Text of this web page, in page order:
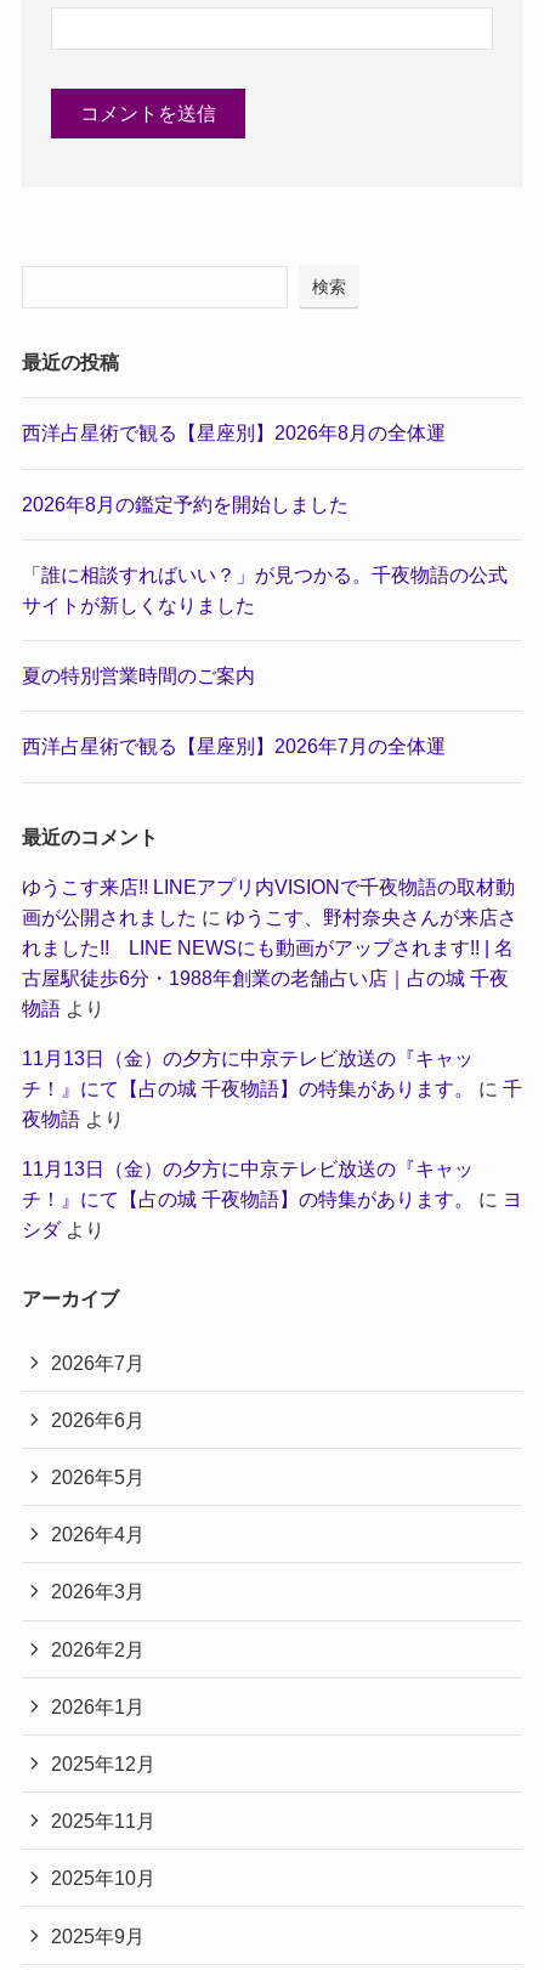
検索
最近の投稿
西洋占星術で観る【星座別】2026年8月の全体運
2026年8月の鑑定予約を開始しました
「誰に相談すればいい？」が見つかる。千夜物語の公式
サイトが新しくなりました
夏の特別営業時間のご案内
西洋占星術で観る【星座別】2026年7月の全体運
最近のコメント
ゆうこす来店!! LINEアプリ内VISIONで千夜物語の取材動
画が公開されました に ゆうこす、野村奈央さんが来店さ
れました!! LINE NEWSにも動画がアップされます!! | 名
古屋駅徒歩6分・1988年創業の老舗占い店｜占の城 千夜
物語より
11月13日（金）の夕方に中京テレビ放送の『キャッ
チ！』にて【占の城 千夜物語】の特集があります。
に 千
夜物語より
11月13日（金）の夕方に中京テレビ放送の『キャッ
チ！』にて【占の城 千夜物語】の特集があります。
に ヨ
シダより
アーカイブ
2026年7月
2026年6月
2026年5月
2026年4月
2026年3月
2026年2月
2026年1月
2025年12月
2025年11月
2025年10月
2025年9月